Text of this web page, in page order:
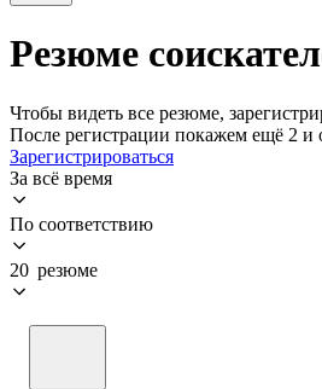
Резюме
Чтобы видеть все резюме,
После регистрации покажем ещё 2 и
Зарегистрироваться
За всё время
По соответствию
20 резюме